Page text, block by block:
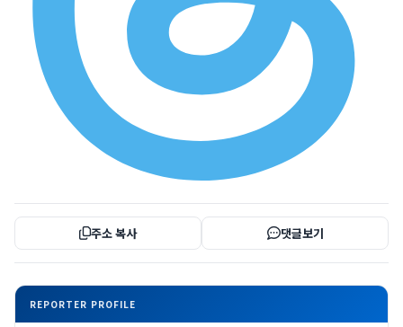
주소 복사 댓글보기
REPORTER PROFILE